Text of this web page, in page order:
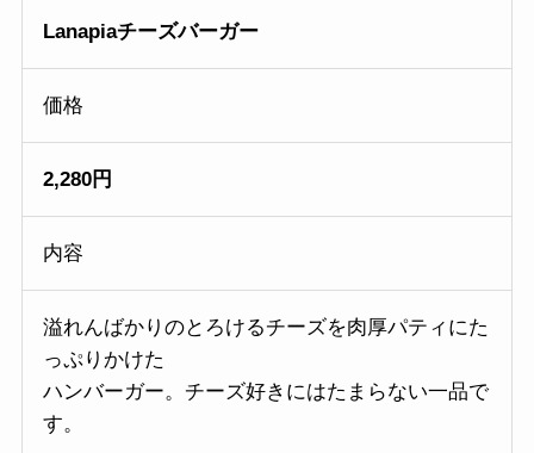
Lanapiaチーズバーガー
価格
2,280円
内容
溢れんばかりのとろけるチーズを肉厚パティにた
っぷりかけた
ハンバーガー。チーズ好きにはたまらない一品で
す。